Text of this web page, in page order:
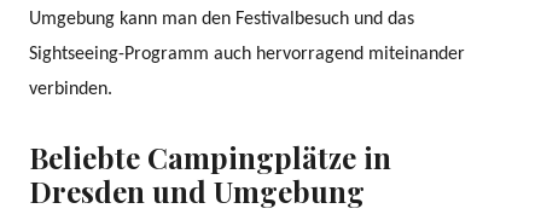
Umgebung kann man den Festivalbesuch und das
Sightseeing-Programm auch hervorragend miteinander
verbinden.
Beliebte Campingplätze in
Dresden und Umgebung